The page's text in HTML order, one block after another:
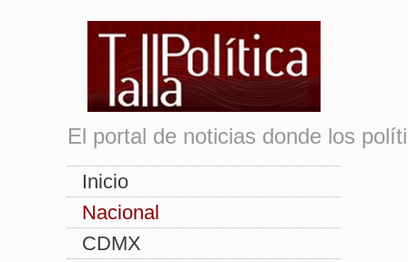
El portal de noticias donde los
Inicio
Nacional
CDMX